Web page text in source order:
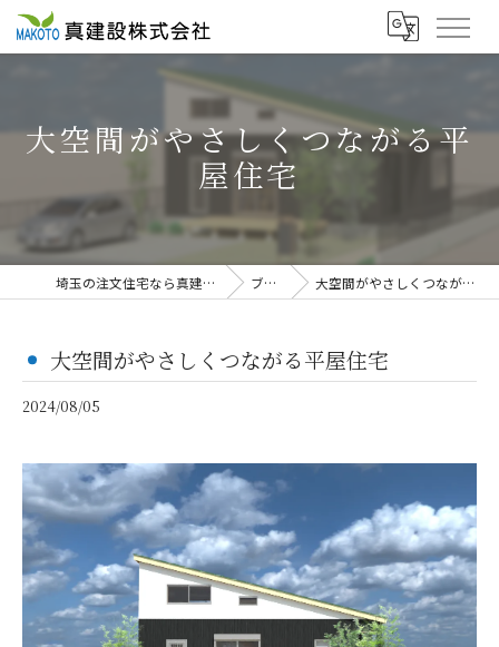
大空間がやさしくつながる平
屋住宅
埼玉の注文住宅なら真建設株式会社 ブログ 大空間がやさしくつながる平屋住宅
大空間がやさしくつながる平屋住宅
2024/08/05